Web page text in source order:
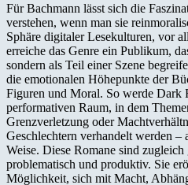
Für Bachmann lässt sich die
verstehen, wenn man sie
Sphäre digitaler Lesekulturen, vor
erreiche das Genre ein Publikum,
sondern als Teil einer Szene
die emotionalen Höhepunkte der
Figuren und Moral. So werde Dark
performativen Raum, in dem
Grenzverletzung oder
Geschlechtern verhandelt werden –
Weise. Diese Romane sind
problematisch und produktiv. Sie
Möglichkeit, sich mit Macht,